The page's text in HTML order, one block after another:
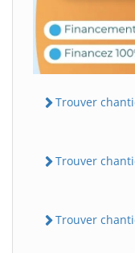
Trouver
Trouver
Trouver